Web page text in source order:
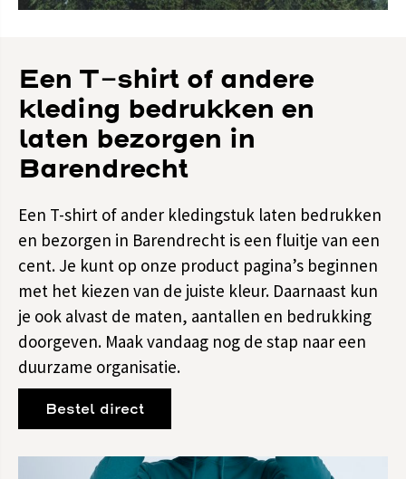
Een T-shirt of andere
kleding bedrukken en
laten bezorgen in
Barendrecht
Een T-shirt of ander kledingstuk laten bedrukken
en bezorgen in Barendrecht is een fluitje van een
cent. Je kunt op onze product pagina’s beginnen
met het kiezen van de juiste kleur. Daarnaast kun
je ook alvast de maten, aantallen en bedrukking
doorgeven. Maak vandaag nog de stap naar een
duurzame organisatie.
Bestel direct